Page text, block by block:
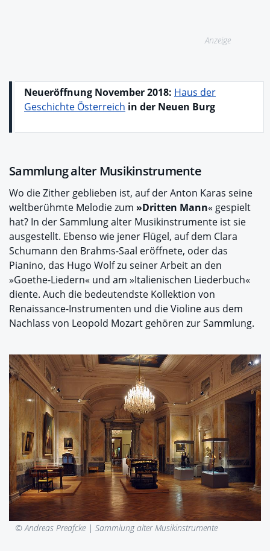
Anzeige
Neueröffnung November 2018: Haus der
Geschichte Österreich in der Neuen Burg
Sammlung alter Musikinstrumente
Wo die Zither geblieben ist, auf der Anton Karas seine
weltberühmte Melodie zum »Dritten Mann« gespielt
hat? In der Sammlung alter Musikinstrumente ist sie
ausgestellt. Ebenso wie jener Flügel, auf dem Clara
Schumann den Brahms-Saal eröffnete, oder das
Pianino, das Hugo Wolf zu seiner Arbeit an den
»Goethe-Liedern« und am »Italienischen Liederbuch«
diente. Auch die bedeutendste Kollektion von
Renaissance-Instrumenten und die Violine aus dem
Nachlass von Leopold Mozart gehören zur Sammlung.
© Andreas Preafcke | Sammlung alter Musikinstrumente